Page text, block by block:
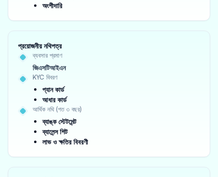
অংশীদারি
প্রয়োজনীয় নথিপত্র
ব্যবসার প্রমাণ
জিএসটিআইএন
KYC বিবরণ
প্যান কার্ড
আধার কার্ড
আর্থিক নথি (গত ৩ বছর)
ব্যাঙ্ক স্টেটমেন্ট
ব্যালেন্স শিট
লাভ ও ক্ষতির বিবরণী